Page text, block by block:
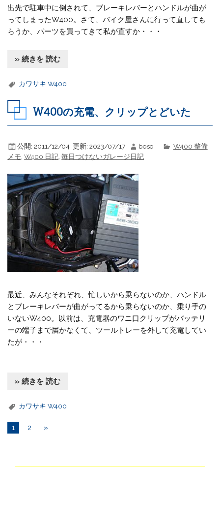
出先で駐車中に倒されて、ブレーキレバーとハンドルが曲が
ってしまったW400。さて、バイク屋さんに行って直しても
らうか、パーツを買ってきて私が直すか・・・
» 続きを 読む
カワサキ W400
W400の充電、クリップとどいた
公開: 2011/12/04 更新: 2023/07/17 boso
W400 整備
メモ,W400 日記,毎日つけないガレージ日記
最近、みんなそれぞれ、忙しいから乗らないのか、ハンドル
とブレーキレバーが曲がってるから乗らないのか、乗り手の
いないW400。以前は、充電器のワニ口クリップがバッテリ
ーの端子まで届かなくて、ツールトレーを外して充電してい
たが・・・
» 続きを 読む
カワサキ W400
1 2 »